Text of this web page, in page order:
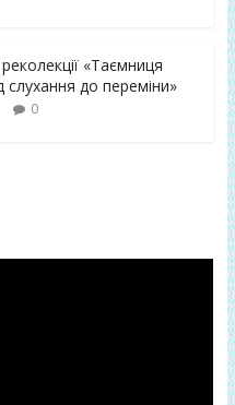
«Таємниця
слухання до переміни»
0